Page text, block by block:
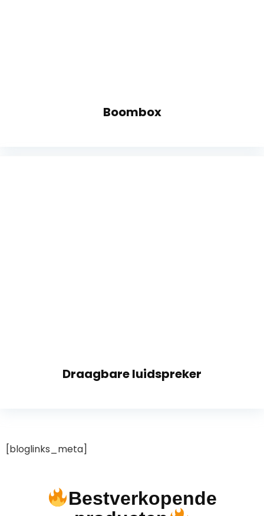
Boombox
Draagbare luidspreker
[bloglinks_meta]
Bestverkopende